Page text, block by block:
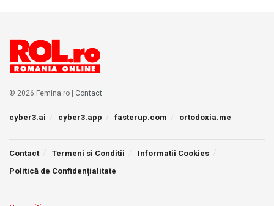
© 2026 Femina.ro | Contact
cyber3.ai cyber3.app fasterup.com ortodoxia.me
Contact Termeni si Conditii
Informatii Cookies
Politică de Confidențialitate